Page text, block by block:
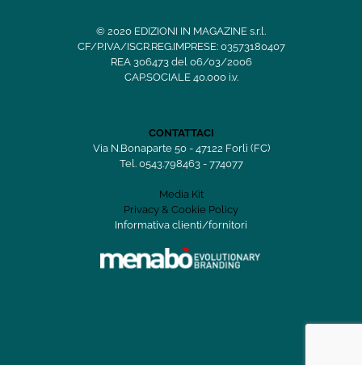
© 2020 EDIZIONI IN MAGAZINE s.r.l.
CF/P.IVA/ISCR.REG.IMPRESE: 03573180407
REA 306473 del 06/03/2006
CAP.SOCIALE 40.000 i.v.
CONTATTACI
Via N.Bonaparte 50 - 47122 Forlì (FC)
Tel. 0543.798463 - 774077
Media Kit
Privacy & Cookie Policy
Informativa clienti/fornitori